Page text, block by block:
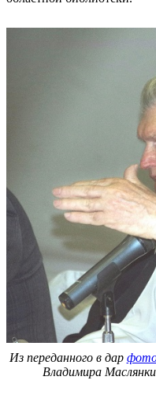
Из переданного в дар
Владимира